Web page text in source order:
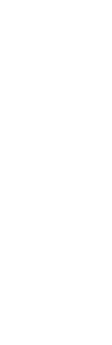
מצוין
לוותר על חלק